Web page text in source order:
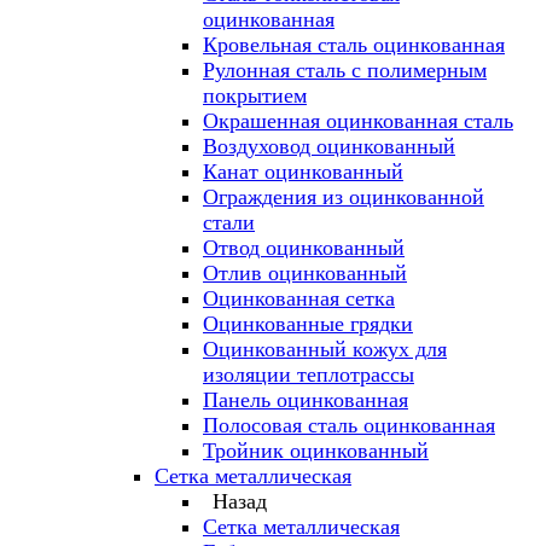
оцинкованная
Кровельная сталь оцинкованная
Рулонная сталь с полимерным
покрытием
Окрашенная оцинкованная сталь
Воздуховод оцинкованный
Канат оцинкованный
Ограждения из оцинкованной
стали
Отвод оцинкованный
Отлив оцинкованный
Оцинкованная сетка
Оцинкованные грядки
Оцинкованный кожух для
изоляции теплотрассы
Панель оцинкованная
Полосовая сталь оцинкованная
Тройник оцинкованный
Сетка металлическая
Назад
Сетка металлическая